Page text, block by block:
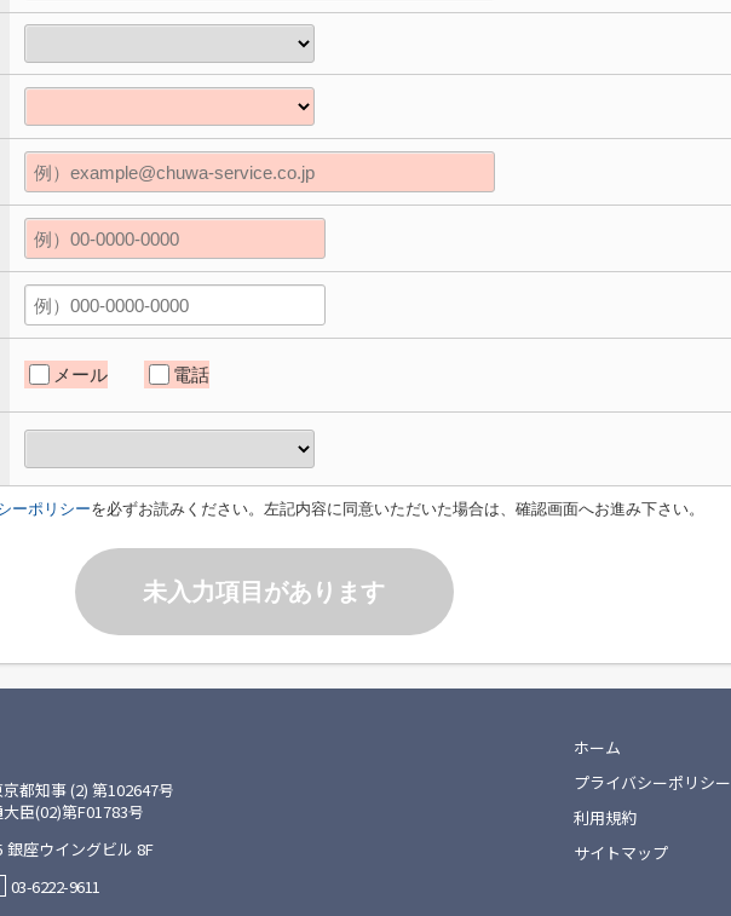
メール 電話
ーポリシーを必ずお読みください。左記内容に同意いただいた場合は、確認画面へお進み下さい。
未入力項目があります
都知事 (2) 第102647号
臣(02)第F01783号
座ウイングビル 8F
03-6222-9611
ホーム
プライバシーポリシー
利用規約
サイトマップ